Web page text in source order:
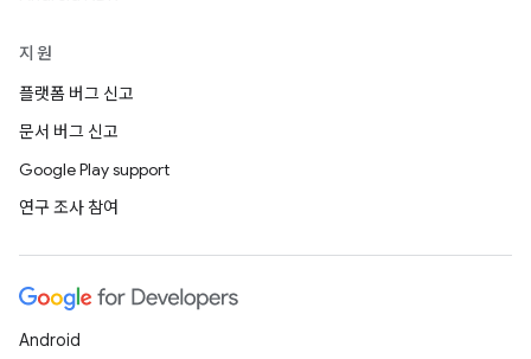
지원
플랫폼 버그 신고
문서 버그 신고
Google Play support
연구 조사 참여
Android